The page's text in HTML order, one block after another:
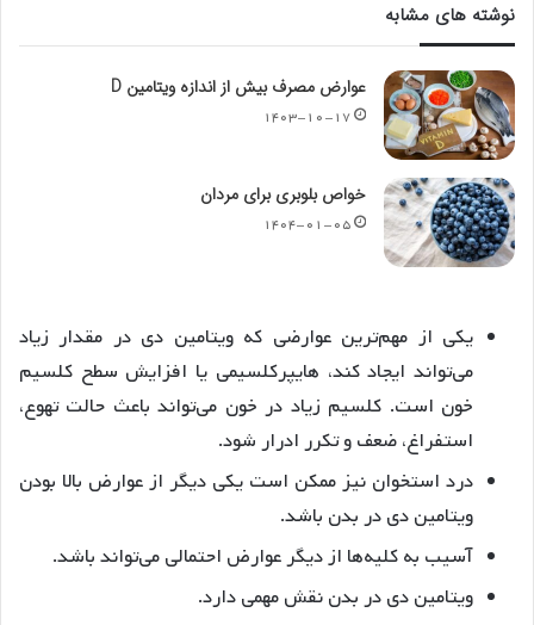
نوشته های مشابه
عوارض مصرف بیش از اندازه ویتامین D
۱۴۰۳-۱۰-۱۷
خواص بلوبری برای مردان
۱۴۰۴-۰۱-۰۵
یکی از مهم‌ترین عوارضی که ویتامین دی در مقدار زیاد
می‌تواند ایجاد کند، هایپرکلسیمی یا افزایش سطح کلسیم
خون است. کلسیم زیاد در خون می‌تواند باعث حالت تهوع،
استفراغ، ضعف و تکرر ادرار شود.
درد استخوان نیز ممکن است یکی دیگر از عوارض بالا بودن
ویتامین دی در بدن باشد.
آسیب به کلیه‌ها از دیگر عوارض احتمالی می‌تواند باشد.
ویتامین دی در بدن نقش مهمی دارد.